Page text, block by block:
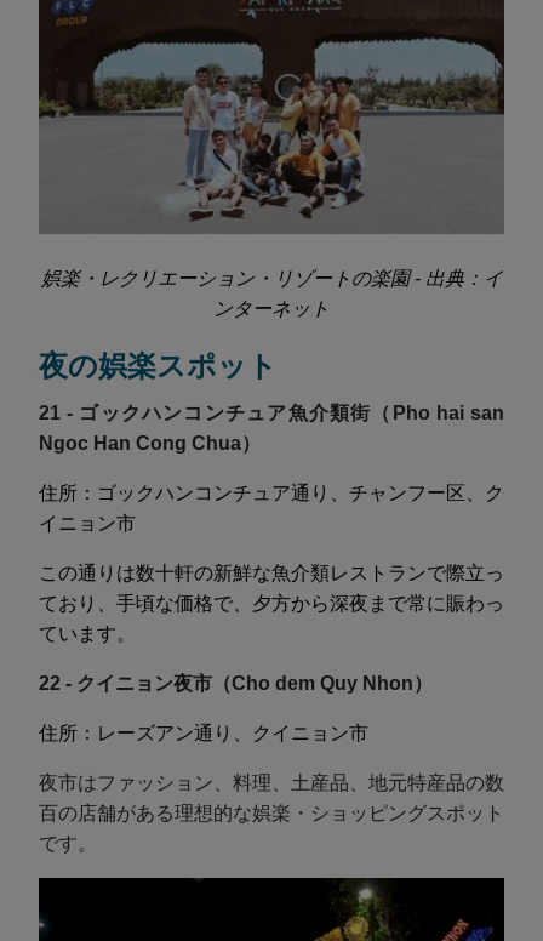
娯楽・レクリエーション・リゾートの楽園 - 出典：イ
ンターネット
夜の娯楽スポット
21 - ゴックハンコンチュア魚介類街（Pho hai san
Ngoc Han Cong Chua）
住所：ゴックハンコンチュア通り、チャンフー区、ク
イニョン市
この通りは数十軒の新鮮な魚介類レストランで際立っ
ており、手頃な価格で、夕方から深夜まで常に賑わっ
ています。
22 - クイニョン夜市（Cho dem Quy Nhon）
住所：レーズアン通り、クイニョン市
夜市はファッション、料理、土産品、地元特産品の数
百の店舗がある理想的な娯楽・ショッピングスポット
です。